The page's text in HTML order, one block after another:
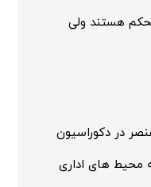
هستند ولی
در دکوراسیون
محیط های اداری